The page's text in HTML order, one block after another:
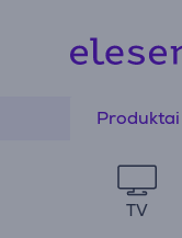
Produktai
TV